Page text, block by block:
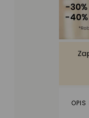
OPIS